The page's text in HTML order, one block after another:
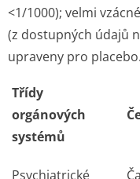
<1/1000); velmi
(z dostupných údajů
upraveny pro placebo.
Třídy
orgánových
systémů
Psychiatrické